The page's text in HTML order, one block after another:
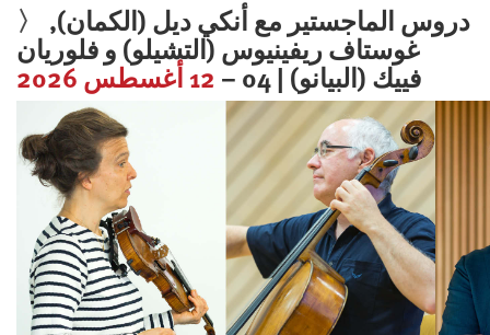
〉 دروس الماجستير مع أنكي ديل (الكمان),
غوستاف ريفينيوس (التشيلو) و فلوريان
فييك (البيانو) | 04 – 12 أغسطس 2026